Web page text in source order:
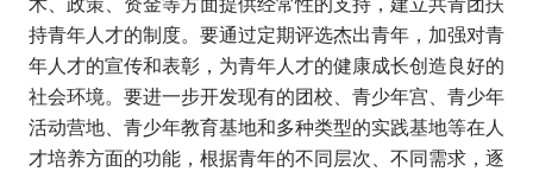
术、政策、资金等方面提供经常性的支持，建立共青团扶
持青年人才的制度。要通过定期评选杰出青年，加强对青
年人才的宣传和表彰，为青年人才的健康成长创造良好的
社会环境。要进一步开发现有的团校、青少年宫、青少年
活动营地、青少年教育基地和多种类型的实践基地等在人
才培养方面的功能，根据青年的不同层次、不同需求，逐